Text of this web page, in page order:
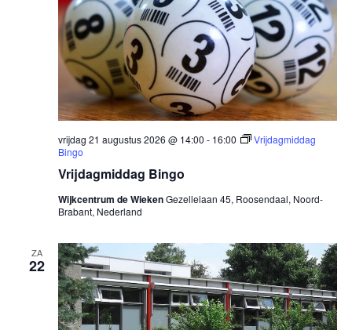
Vrijdagmiddag Bingo
vrijdag 21 augustus 2026 @ 14:00 - 16:00
Vrijdagmiddag
Bingo
Wijkcentrum de WiekenGezellelaan 45, Roosendaal, Noord-
Brabant, Nederland
ZA
22